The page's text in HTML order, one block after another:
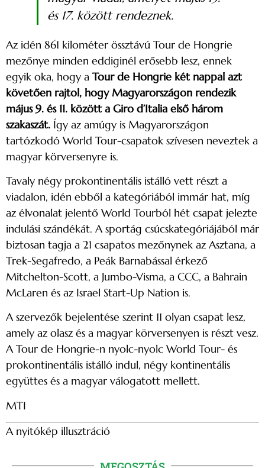
és 17. között rendeznek.
Az idén 861 kilométer össztávú Tour de Hongrie
mezőnye minden eddiginél erősebb lesz, ennek
egyik oka, hogy a Tour de Hongrie két nappal azt
követően rajtol, hogy Magyarországon rendezik
május 9. és 11. között a Giro d’Italia első három
szakaszát. Így az amúgy is Magyarországon
tartózkodó World Tour-csapatok szívesen neveztek a
magyar körversenyre is.
Tavaly négy prokontinentális istálló vett részt a
viadalon, idén ebből a kategóriából immár hat, míg
az élvonalat jelentő World Tourból hét csapat jelezte
indulási szándékát. A sportág csúcskategóriájából már
biztosan tagja a 21 csapatos mezőnynek az Asztana, a
Trek-Segafredo, a Peák Barnabással érkező
Mitchelton-Scott, a Jumbo-Visma, a CCC, a Bahrain
McLaren és az Israel Start-Up Nation is.
A szervezők bejelentése szerint 11 olyan csapat lesz,
amely az olasz és a magyar körversenyen is részt vesz.
A Tour de Hongrie-n nyolc-nyolc World Tour- és
prokontinentális istálló indul, négy kontinentális
együttes és a magyar válogatott mellett.
MTI
A nyitókép illusztráció